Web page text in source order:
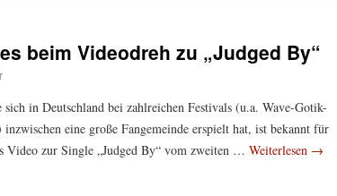
beim Videodreh zu „Judged By“
in Deutschland bei zahlreichen Festivals (u.a. Wave-Gotik-
eine große Fangemeinde erspielt hat, ist bekannt für
Video zur Single „Judged By“ vom zweiten … Weiterlesen →